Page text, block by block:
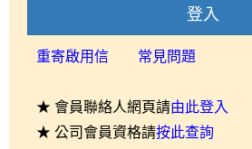
登入
重寄啟用信 常見問題
★ 會員聯絡人網頁請由此登入
★ 公司會員資格請按此查詢